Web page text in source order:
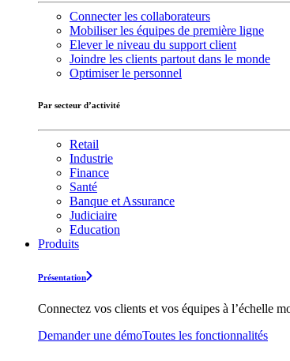
Connecter les collaborateurs
Mobiliser les équipes de première ligne
Elever le niveau du support client
Joindre les clients partout dans le monde
Optimiser le personnel
Par secteur d’activité
Retail
Industrie
Finance
Santé
Banque et Assurance
Judiciaire
Education
Produits
Présentation
Connectez vos clients et vos équipes à l’échelle
Demander une démoToutes les fonctionnalités